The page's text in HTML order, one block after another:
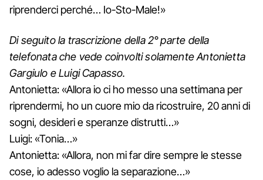
riprenderci perché… Io-Sto-Male!»
Di seguito la trascrizione della 2° parte della
telefonata che vede coinvolti solamente Antonietta
Gargiulo e Luigi Capasso.
Antonietta: «Allora io ci ho messo una settimana per
riprendermi, ho un cuore mio da ricostruire, 20 anni di
sogni, desideri e speranze distrutti…»
Luigi: «Tonia…»
Antonietta: «Allora, non mi far dire sempre le stesse
cose, io adesso voglio la separazione…»